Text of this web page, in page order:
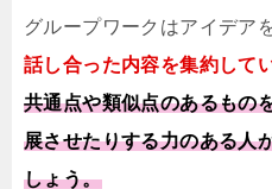
グループワークはアイデア
話し合った内容を集約して
共通点や類似点のあるもの
展させたりする力のある人
しょう。